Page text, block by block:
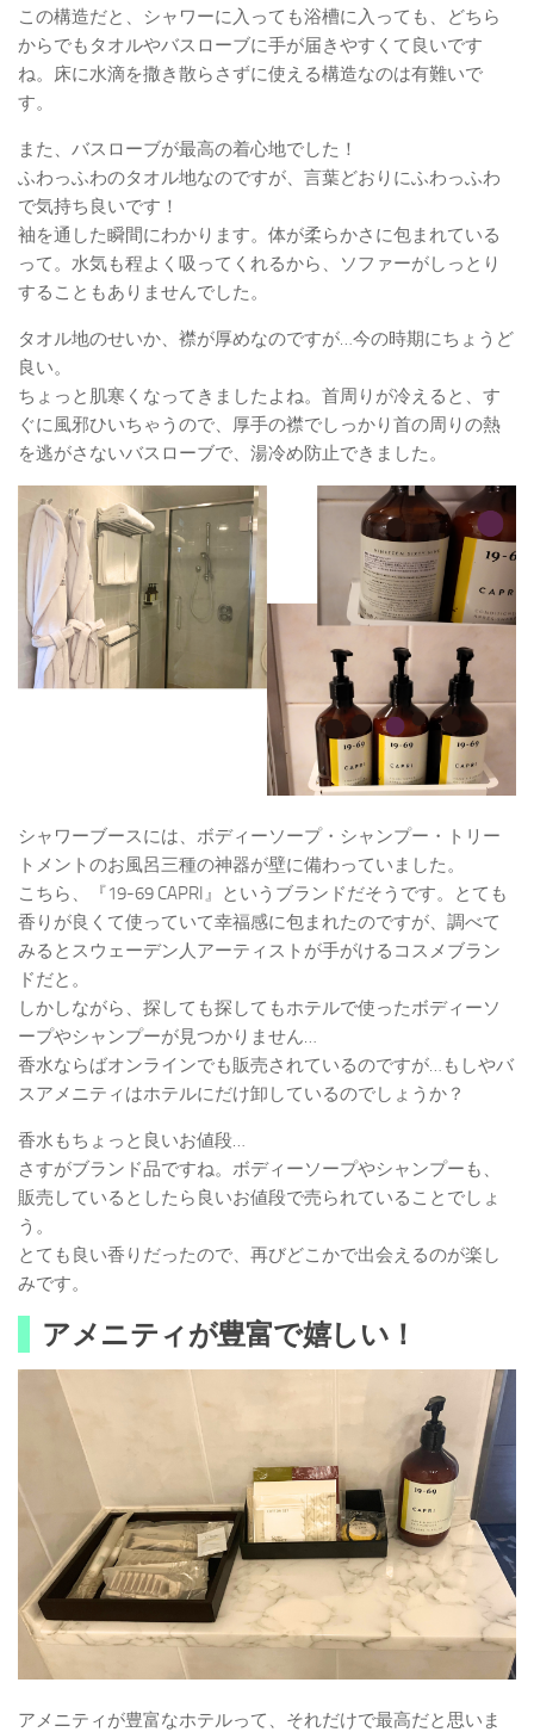
この構造だと、シャワーに入っても浴槽に入っても、どちら
からでもタオルやバスローブに手が届きやすくて良いです
ね。床に水滴を撒き散らさずに使える構造なのは有難いで
す。
また、バスローブが最高の着心地でした！
ふわっふわのタオル地なのですが、言葉どおりにふわっふわ
で気持ち良いです！
袖を通した瞬間にわかります。体が柔らかさに包まれている
って。水気も程よく吸ってくれるから、ソファーがしっとり
することもありませんでした。
タオル地のせいか、襟が厚めなのですが…今の時期にちょうど
良い。
ちょっと肌寒くなってきましたよね。首周りが冷えると、す
ぐに風邪ひいちゃうので、厚手の襟でしっかり首の周りの熱
を逃がさないバスローブで、湯冷め防止できました。
シャワーブースには、ボディーソープ・シャンプー・トリー
トメントのお風呂三種の神器が壁に備わっていました。
こちら、『19-69 CAPRI』というブランドだそうです。とても
香りが良くて使っていて幸福感に包まれたのですが、調べて
みるとスウェーデン人アーティストが手がけるコスメブラン
ドだと。
しかしながら、探しても探してもホテルで使ったボディーソ
ープやシャンプーが見つかりません…
香水ならばオンラインでも販売されているのですが…もしやバ
スアメニティはホテルにだけ卸しているのでしょうか？
香水もちょっと良いお値段…
さすがブランド品ですね。ボディーソープやシャンプーも、
販売しているとしたら良いお値段で売られていることでしょ
う。
とても良い香りだったので、再びどこかで出会えるのが楽し
みです。
アメニティが豊富で嬉しい！
アメニティが豊富なホテルって、それだけで最高だと思いま